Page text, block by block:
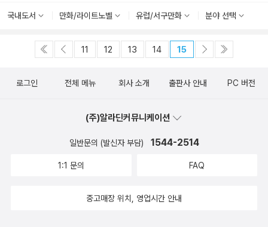
국내도서 만화/라이트노벨 유럽/서구만화 분야 선택
11 12 13 14 15
로그인 전체 메뉴 회사 소개 출판사 안내 PC 버전
(주)알라딘커뮤니케이션
일반문의 (발신자 부담) 1544-2514
1:1 문의 FAQ
중고매장 위치, 영업시간 안내